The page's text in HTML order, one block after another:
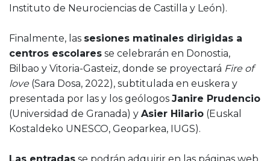
Instituto de Neurociencias de Castilla y León).
Finalmente, las sesiones matinales dirigidas a
centros escolares se celebrarán en Donostia,
Bilbao y Vitoria-Gasteiz, donde se proyectará Fire of
love (Sara Dosa, 2022), subtitulada en euskera y
presentada por las y los geólogos Janire Prudencio
(Universidad de Granada) y Asier Hilario (Euskal
Kostaldeko UNESCO, Geoparkea, IUGS).